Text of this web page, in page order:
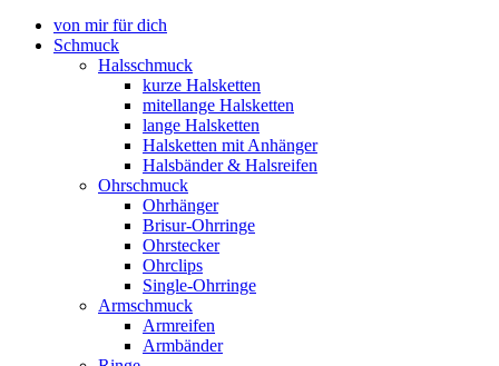
von mir für dich
Schmuck
Halsschmuck
kurze Halsketten
mitellange Halsketten
lange Halsketten
Halsketten mit Anhänger
Halsbänder & Halsreifen
Ohrschmuck
Ohrhänger
Brisur-Ohrringe
Ohrstecker
Ohrclips
Single-Ohrringe
Armschmuck
Armreifen
Armbänder